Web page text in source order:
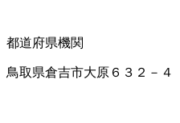
都道府県機関
鳥取県倉吉市大原６３２－４